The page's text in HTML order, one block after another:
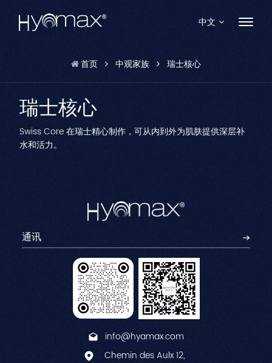
中文
Español
العربية
中文
首页 中观家族 瑞士核心
瑞士核心
Swiss Core 在瑞士精心制作，可从内到外为肌肤提供深层补
水和活力。
info@hyamax.com
Chemin des Aulx 12,